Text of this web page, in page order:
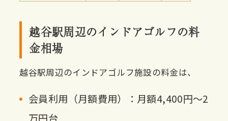
越谷駅周辺のインドアゴルフの料
金相場
越谷駅周辺のインドアゴルフ施設の料金は、
会員利用（月額費用）：月額4,400円〜2
万円台